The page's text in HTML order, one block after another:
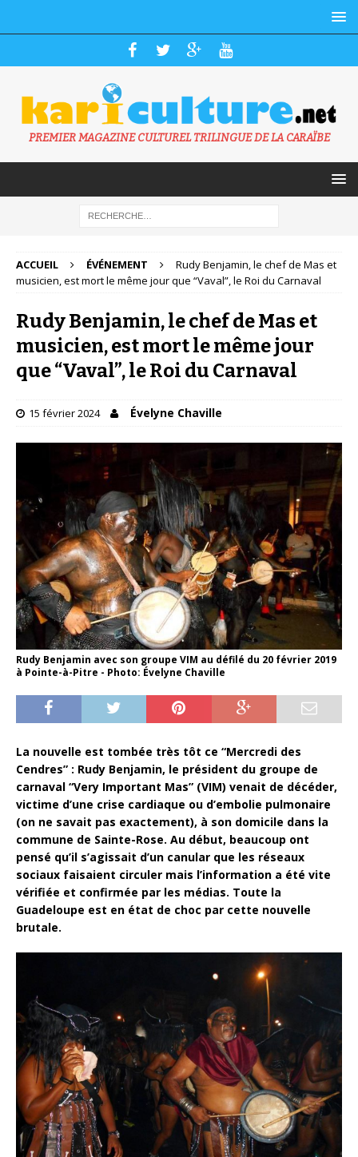
PREMIER MAGAZINE CULTUREL TRILINGUE DE LA CARAÏBE
ACCUEIL ÉVÉNEMENT
Rudy Benjamin, le chef de Mas et
musicien, est mort le même jour que “Vaval”, le Roi du Carnaval
Rudy Benjamin, le chef de Mas et
musicien, est mort le même jour
que “Vaval”, le Roi du Carnaval
15 février 2024 Évelyne Chaville
Rudy Benjamin avec son groupe VIM au défilé du 20 février 2019
à Pointe-à-Pitre - Photo: Évelyne Chaville
La nouvelle est tombée très tôt ce “Mercredi des
Cendres” : Rudy Benjamin, le président du groupe de
carnaval “Very Important Mas” (VIM) venait de décéder,
victime d’une crise cardiaque ou d’embolie pulmonaire
(on ne savait pas exactement), à son domicile dans la
commune de Sainte-Rose. Au début, beaucoup ont
pensé qu’il s’agissait d’un canular que les réseaux
sociaux faisaient circuler mais l’information a été vite
vérifiée et confirmée par les médias. Toute la
Guadeloupe est en état de choc par cette nouvelle
brutale.